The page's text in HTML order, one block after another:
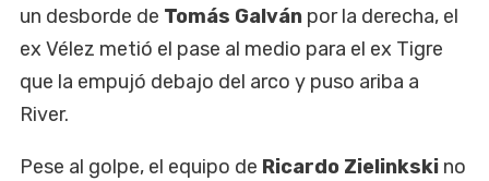
un desborde de Tomás Galván por la derecha, el
ex Vélez metió el pase al medio para el ex Tigre
que la empujó debajo del arco y puso ariba a
River.
Pese al golpe, el equipo de Ricardo Zielinkski no